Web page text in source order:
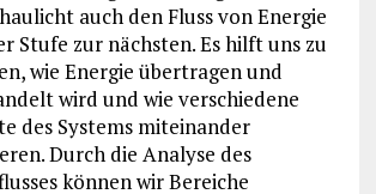
auch den Fluss von Energie
Stufe zur nächsten. Es hilft uns zu
wie Energie übertragen und
wird und wie verschiedene
des Systems miteinander
Durch die Analyse des
können wir Bereiche